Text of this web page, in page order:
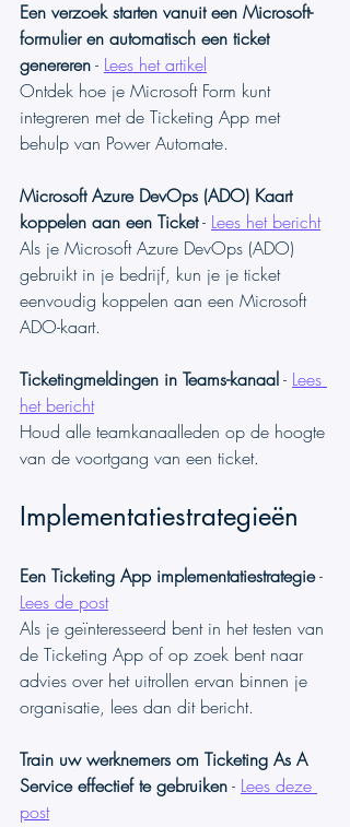
Een verzoek starten vanuit een Microsoft-
formulier en automatisch een ticket
genereren - Lees het artikel
Ontdek hoe je Microsoft Form kunt
integreren met de Ticketing App met
behulp van Power Automate.
Microsoft Azure DevOps (ADO) Kaart
koppelen aan een Ticket - Lees het bericht
Als je Microsoft Azure DevOps (ADO)
gebruikt in je bedrijf, kun je je ticket
eenvoudig koppelen aan een Microsoft
ADO-kaart.
Ticketingmeldingen in Teams-kanaal - Lees
het bericht
Houd alle teamkanaalleden op de hoogte
van de voortgang van een ticket.
Implementatiestrategieën
Een Ticketing App implementatiestrategie -
Lees de post
Als je geïnteresseerd bent in het testen van
de Ticketing App of op zoek bent naar
advies over het uitrollen ervan binnen je
organisatie, lees dan dit bericht.
Train uw werknemers om Ticketing As A
Service effectief te gebruiken - Lees deze
post